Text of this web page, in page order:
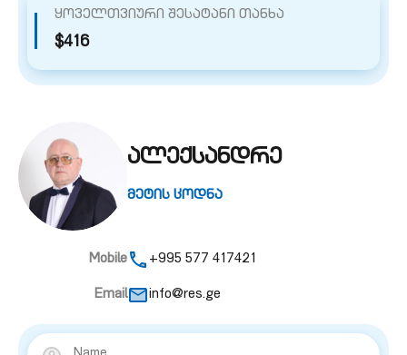
ყოველთვიური შესატანი თანხა
$416
ალექსანდრე
მეტის ცოდნა
Mobile +995 577 417421
Email info@res.ge